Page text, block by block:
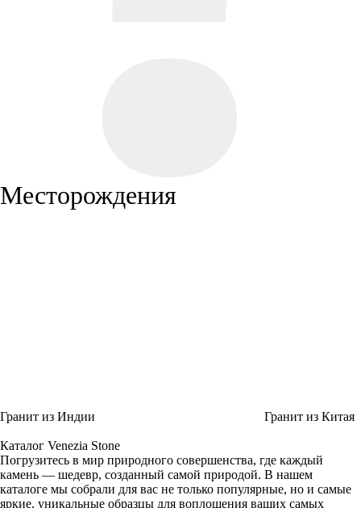
Месторождения
Гранит из Индии Гранит из Китая
Каталог Venezia Stone
Погрузитесь в мир природного совершенства, где каждый
камень — шедевр, созданный самой природой. В нашем
каталоге мы собрали для вас не только популярные, но и самые
яркие, уникальные образцы для воплощения ваших самых